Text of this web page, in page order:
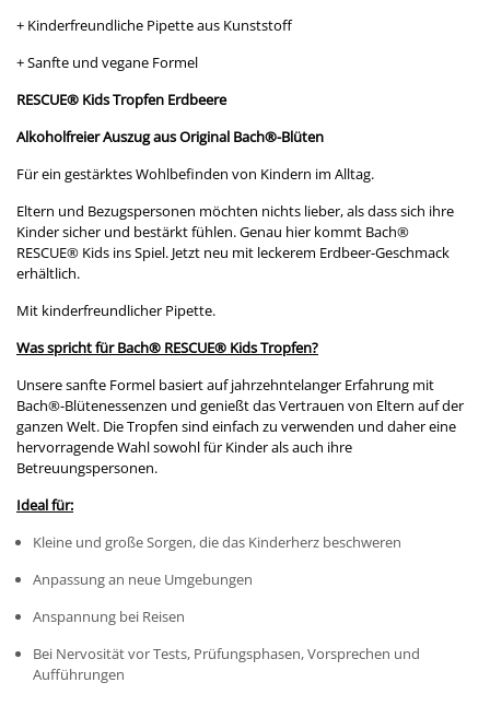
+ Kinderfreundliche Pipette aus Kunststoff
+ Sanfte und vegane Formel
RESCUE® Kids Tropfen Erdbeere
Alkoholfreier Auszug aus Original Bach®-Blüten
Für ein gestärktes Wohlbefinden von Kindern im Alltag.
Eltern und Bezugspersonen möchten nichts lieber, als dass sich ihre
Kinder sicher und bestärkt fühlen. Genau hier kommt Bach®
RESCUE® Kids ins Spiel. Jetzt neu mit leckerem Erdbeer-Geschmack
erhältlich.
Mit kinderfreundlicher Pipette.
Was spricht für Bach® RESCUE® Kids Tropfen?
Unsere sanfte Formel basiert auf jahrzehntelanger Erfahrung mit
Bach®-Blütenessenzen und genießt das Vertrauen von Eltern auf der
ganzen Welt. Die Tropfen sind einfach zu verwenden und daher eine
hervorragende Wahl sowohl für Kinder als auch ihre
Betreuungspersonen.
Ideal für:
Kleine und große Sorgen, die das Kinderherz beschweren
Anpassung an neue Umgebungen
Anspannung bei Reisen
Bei Nervosität vor Tests, Prüfungsphasen, Vorsprechen und
Aufführungen